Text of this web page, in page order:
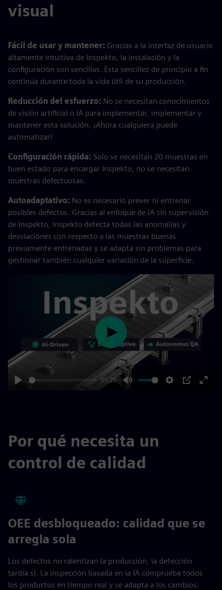
visual
Fácil de usar y mantener: Gracias a la interfaz de usuario
altamente intuitiva de Inspekto, la instalación y la
configuración son sencillas. Esta sencillez de principio a fin
continúa durante toda la vida útil de su producción.
Reducción del esfuerzo: No se necesitan conocimientos
de visión artificial o IA para implementar, implementar y
mantener esta solución. ¡Ahora cualquiera puede
automatizar!
Configuración rápida: Solo se necesitan 20 muestras en
buen estado para encargar Inspekto, no se necesitan
muestras defectuosas.
Autoadaptativo: No es necesario prever ni entrenar
posibles defectos. Gracias al enfoque de IA sin supervisión
de Inspekto, Inspekto detecta todas las anomalías y
desviaciones con respecto a las muestras buenas
previamente entrenadas y se adapta sin problemas para
gestionar también cualquier variación de la superficie.
01:29
Play
Por qué necesita un
control de calidad
OEE desbloqueado: calidad que se
arregla sola
Los defectos no ralentizan la producción, la detección
tardía sí. La inspección basada en la IA comprueba todos
los productos en tiempo real y se adapta a los cambios.